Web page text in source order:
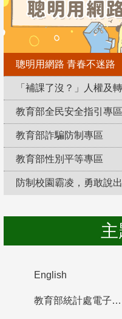
聰明用網路 青春不迷路
「補課了沒？」人權及
教育部全民安全指引專區
教育部詐騙防制專區
教育部性別平等專區
防制校園霸凌，勇敢說出
English
教育部統計處電子書櫃